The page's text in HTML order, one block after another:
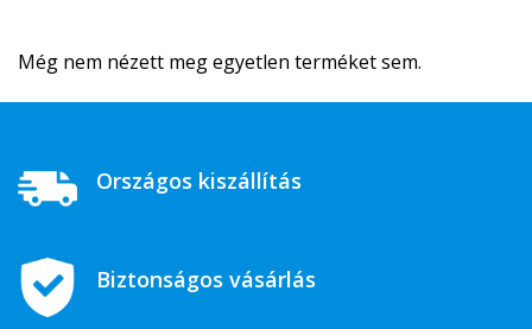
Még nem nézett meg egyetlen terméket sem.
Országos kiszállítás
Biztonságos vásárlás